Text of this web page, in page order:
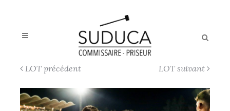
LOT précédent LOT suivant